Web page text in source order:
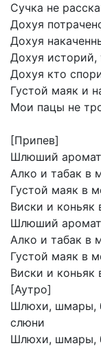
Сучка не
Дохуя
Дохуя
Дохуя историй,
Дохуя кто
Густой маяк и
Мои пацы не
[Припев]
Шлюший аромат
Алко и табак в
Густой маяк в
Виски и коньяк
Шлюший аромат
Алко и табак в
Густой маяк в
Виски и коньяк
[Аутро]
Шлюхи, шмары,
слюни
Шлюхи, шмары,